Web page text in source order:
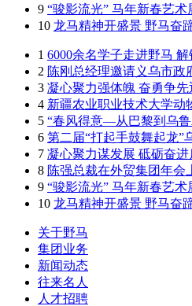
9 “骏影流光” 马年新春艺
10 龙马精神开盛景 野马奋
1 6000余名学子走进野马
2 陈刚总经理邀请义乌市政
3 凝心聚力强体魄 奋勇争
4 新疆农业职业技术大学动
5 “春风得意—从巴黎到乌
6 第二届“打起手鼓舞起龙”
7 凝心聚力谋发展 砥砺奋
8 陈强总裁在外贸集团年会
9 “骏影流光” 马年新春艺
10 龙马精神开盛景 野马奋
关于野马
集团业务
新闻动态
往来名人
人才招聘